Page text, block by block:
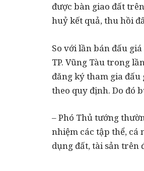
được bàn giao đất
huỷ kết quả, thu hồi
So với lần bán đấu
TP. Vũng Tàu trong
đăng ký tham gia đấu
theo quy định. Do đó
– Phó Thủ tướng
nhiệm các tập thể,
dụng đất, tài sản trên